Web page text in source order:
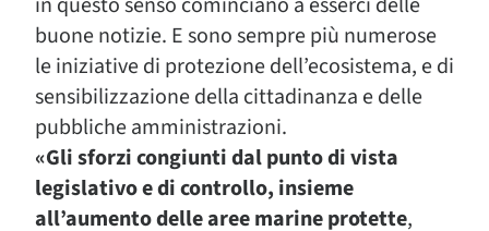
buone notizie. E sono sempre più numerose
le iniziative di protezione dell’ecosistema, e di
sensibilizzazione della cittadinanza e delle
pubbliche amministrazioni.
«Gli sforzi congiunti dal punto di vista
legislativo e di controllo, insieme
all’aumento delle aree marine protette,